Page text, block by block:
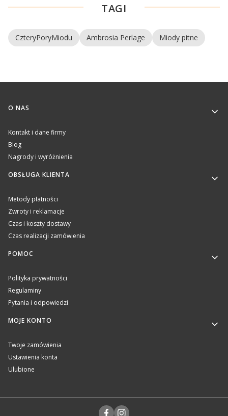
TAGI
CzteryPoryMiodu Ambrosia Perlage Miody pitne
Linki w stopce
O NAS
Kontakt i dane firmy
Blog
Nagrody i wyróżnienia
OBSŁUGA KLIENTA
Metody płatności
Zwroty i reklamacje
Czas i koszty dostawy
Czas realizacji zamówienia
POMOC
Polityka prywatności
Regulaminy
Pytania i odpowiedzi
MOJE KONTO
Twoje zamówienia
Ustawienia konta
Ulubione